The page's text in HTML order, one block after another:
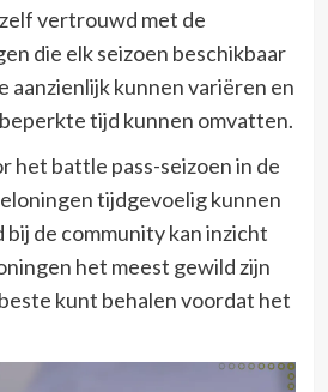
vertrouwd met de
die elk seizoen beschikbaar
aanzienlijk kunnen variëren en
tijd kunnen omvatten.
het battle pass-seizoen in de
tijdgevoelig kunnen
de community kan inzicht
het meest gewild zijn
kunt behalen voordat het